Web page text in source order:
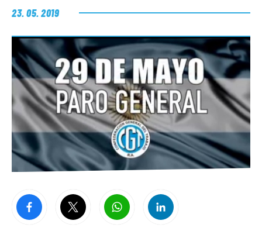
FUERA DE MEGÁFONO
EL LADO «G»
23. 05. 2019